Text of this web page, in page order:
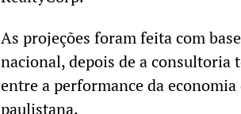
As projeções foram feita com
nacional, depois de a consultoria
entre a performance da
paulistana.